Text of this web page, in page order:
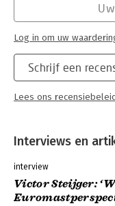
Schrijf een
Lees ons
Log in om uw
Interviews en
interview
Victor Steijger: